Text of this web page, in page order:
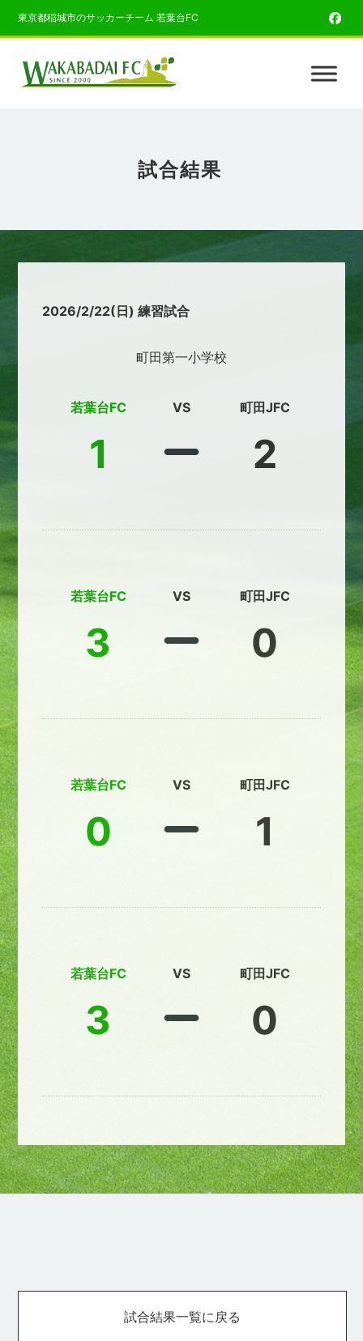
東京都稲城市のサッカーチーム 若葉台FC
試合結果
2026/2/22(日) 練習試合
町田第一小学校
若葉台FC
1
VS 町田JFC
2
若葉台FC
3
VS 町田JFC
0
若葉台FC
0
VS 町田JFC
1
若葉台FC
3
VS 町田JFC
0
試合結果一覧に戻る